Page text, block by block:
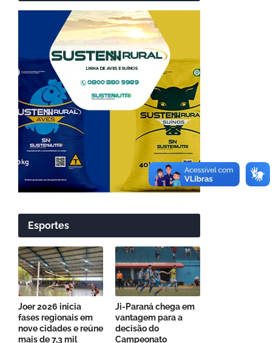
Esportes
Joer 2026 inicia
fases regionais em
nove cidades e reúne
mais de 7,3 mil
Ji-Paraná chega em
vantagem para a
decisão do
Campeonato